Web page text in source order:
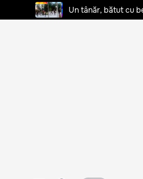
Un tânăr, bătut cu